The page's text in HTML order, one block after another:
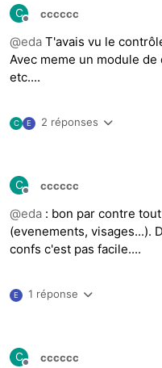
C
Hors-ligne
cccccc
@eda T'avais vu le
Avec meme un module
etc....
C E 2 réponses
C
Hors-ligne
cccccc
@eda : bon par contre
(evenements, visages...).
confs c'est pas facile....
E 1 réponse
C cccccc